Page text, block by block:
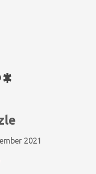
2021